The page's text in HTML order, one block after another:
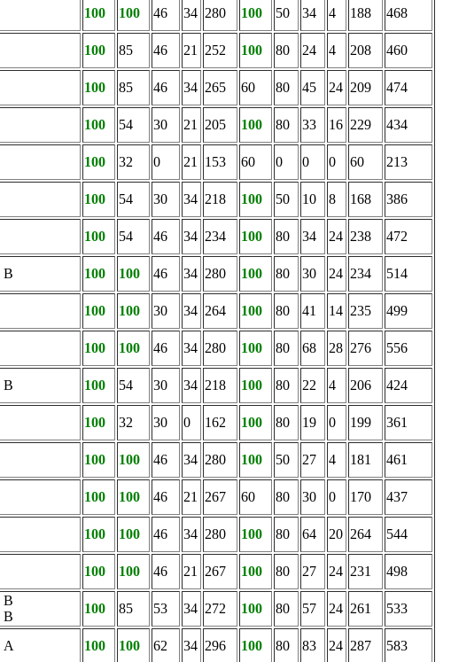
100 100 46 34 280 100 50 34 4 188
468
100 85 46 21 252 100 80 24 4 208
460
100 85 46 34 265 60 80 45 24 209
474
100 54 30 21 205 100 80 33 16 229
434
100 32 0 21 153 60 0 0 0 60
213
100 54 30 34 218 100 50 10 8 168
386
100 54 46 34 234 100 80 34 24 238
472
B 100 100 46 34 280 100 80 30 24 234
514
100 100 30 34 264 100 80 41 14 235
499
100 100 46 34 280 100 80 68 28 276
556
B 100 54 30 34 218 100 80 22 4 206
424
100 32 30 0 162 100 80 19 0 199
361
100 100 46 34 280 100 50 27 4 181
461
100 100 46 21 267 60 80 30 0 170
437
100 100 46 34 280 100 80 64 20 264
544
100 100 46 21 267 100 80 27 24 231
498
B
B
100 85 53 34 272 100 80 57 24 261
533
A 100 100 62 34 296 100 80 83 24 287
583